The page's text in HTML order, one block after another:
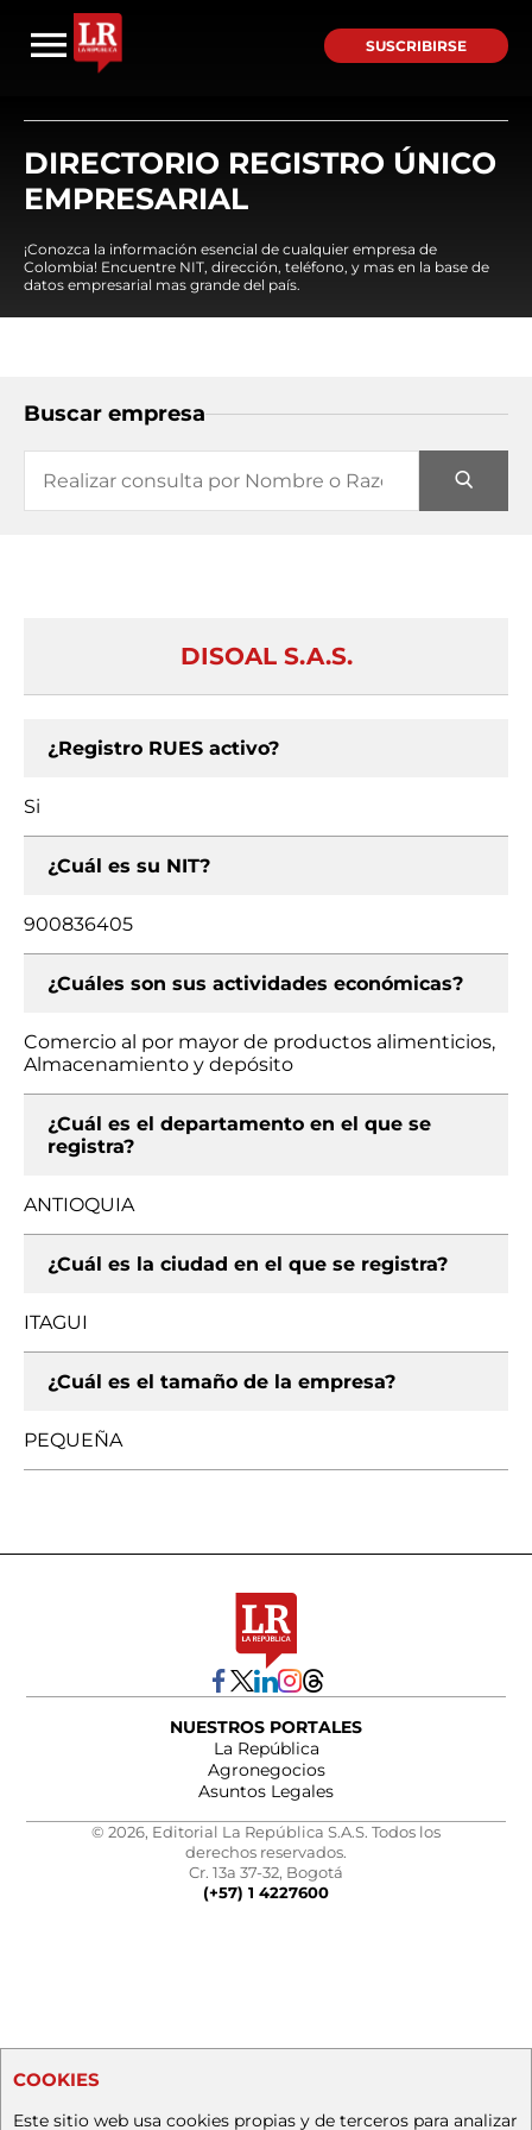
SUSCRIBIRSE
DIRECTORIO REGISTRO ÚNICO
EMPRESARIAL
¡Conozca la información esencial de cualquier empresa de
Colombia! Encuentre NIT, dirección, teléfono, y mas en la base de
datos empresarial mas grande del país.
Buscar empresa
DISOAL S.A.S.
¿Registro RUES activo?
Si
¿Cuál es su NIT?
900836405
¿Cuáles son sus actividades económicas?
Comercio al por mayor de productos alimenticios,
Almacenamiento y depósito
¿Cuál es el departamento en el que se
registra?
ANTIOQUIA
¿Cuál es la ciudad en el que se registra?
ITAGUI
¿Cuál es el tamaño de la empresa?
PEQUEÑA
NUESTROS PORTALES
La República
Agronegocios
Asuntos Legales
© 2026, Editorial La República S.A.S. Todos los
derechos reservados.
Cr. 13a 37-32, Bogotá
(+57) 1 4227600
COOKIES
Este sitio web usa cookies propias y de terceros para analizar